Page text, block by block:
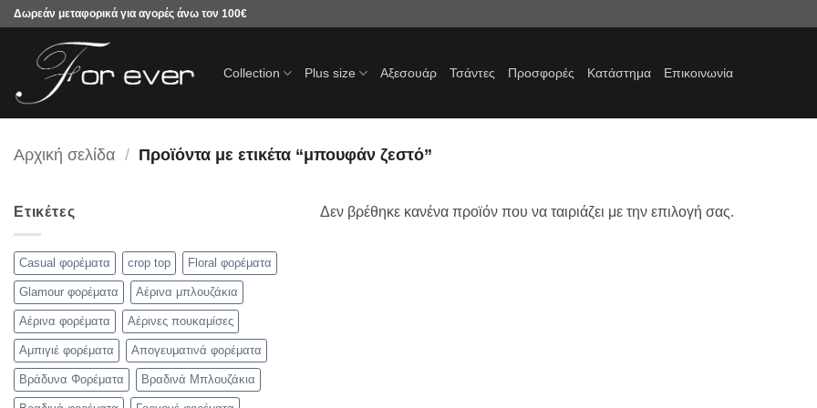
Μετάβαση
περιεχόμενο
Δωρεάν μεταφορικά για αγορές άνω τον 100€
Collection Plus size Αξεσουάρ Τσάντες Προσφορές Κατάστημα Επικοινωνία
Αρχική σελίδα / Προϊόντα με ετικέτα “μπουφάν ζεστό”
Ετικέτες
Casual φορέματα crop top Floral φορέματα
Glamour φορέματα Αέρινα μπλουζάκια
Αέρινα φορέματα Αέρινες πουκαμίσες
Αμπιγιέ φορέματα Απογευματινά φορέματα
Βράδυνα Φορέματα Βραδινά Μπλουζάκια
Δεν βρέθηκε κανένα προϊόν που να ταιριάζει με την επιλογή σας.